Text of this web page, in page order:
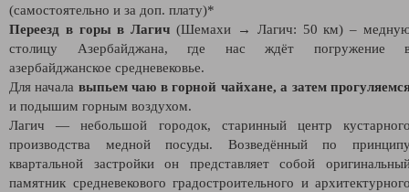
(самостоятельно и за доп. плату)*
Переезд в горы в Лагич (Шемахи → Лагич: 50 км) –
столицу Азербайджана, где нас ждёт погружение
азербайджанское средневековье.
Для начала выпьем чаю в горной чайхане, а затем
и подышим горным воздухом.
Лагич — небольшой городок, старинный центр
производства медной посуды. Возведённый по
квартальной застройки он представляет собой
памятник средневекового градостроительного и